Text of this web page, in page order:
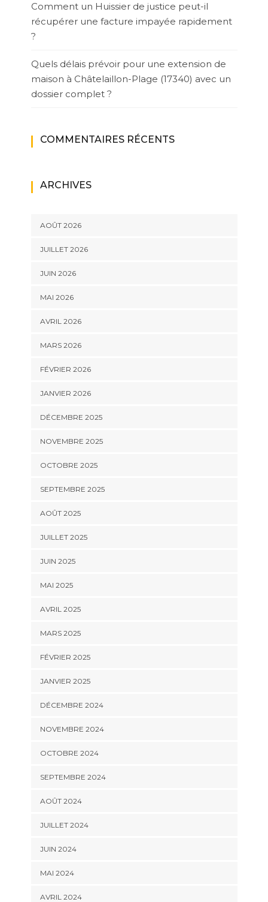
Comment un Huissier de justice peut-il
récupérer une facture impayée rapidement
?
Quels délais prévoir pour une extension de
maison à Châtelaillon-Plage (17340) avec un
dossier complet ?
COMMENTAIRES RÉCENTS
ARCHIVES
AOÛT 2026
JUILLET 2026
JUIN 2026
MAI 2026
AVRIL 2026
MARS 2026
FÉVRIER 2026
JANVIER 2026
DÉCEMBRE 2025
NOVEMBRE 2025
OCTOBRE 2025
SEPTEMBRE 2025
AOÛT 2025
JUILLET 2025
JUIN 2025
MAI 2025
AVRIL 2025
MARS 2025
FÉVRIER 2025
JANVIER 2025
DÉCEMBRE 2024
NOVEMBRE 2024
OCTOBRE 2024
SEPTEMBRE 2024
AOÛT 2024
JUILLET 2024
JUIN 2024
MAI 2024
AVRIL 2024